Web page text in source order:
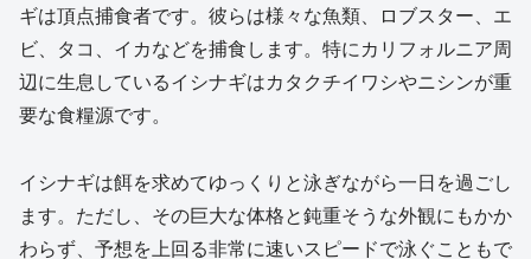
ギは頂点捕食者です。彼らは様々な魚類、ロブスター、エ
ビ、タコ、イカなどを捕食します。特にカリフォルニア周
辺に生息しているイシナギはカタクチイワシやニシンが重
要な食糧源です。
イシナギは餌を求めてゆっくりと泳ぎながら一日を過ごし
ます。ただし、その巨大な体格と鈍重そうな外観にもかか
わらず、予想を上回る非常に速いスピードで泳ぐこともで